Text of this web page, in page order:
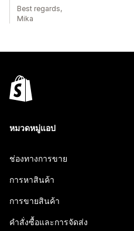
Best regards,
Mika
หมวดหมู่แอป
ช่องทางการขาย
การหาสินค้า
การขายสินค้า
คำสั่งซื้อและการจัดส่ง